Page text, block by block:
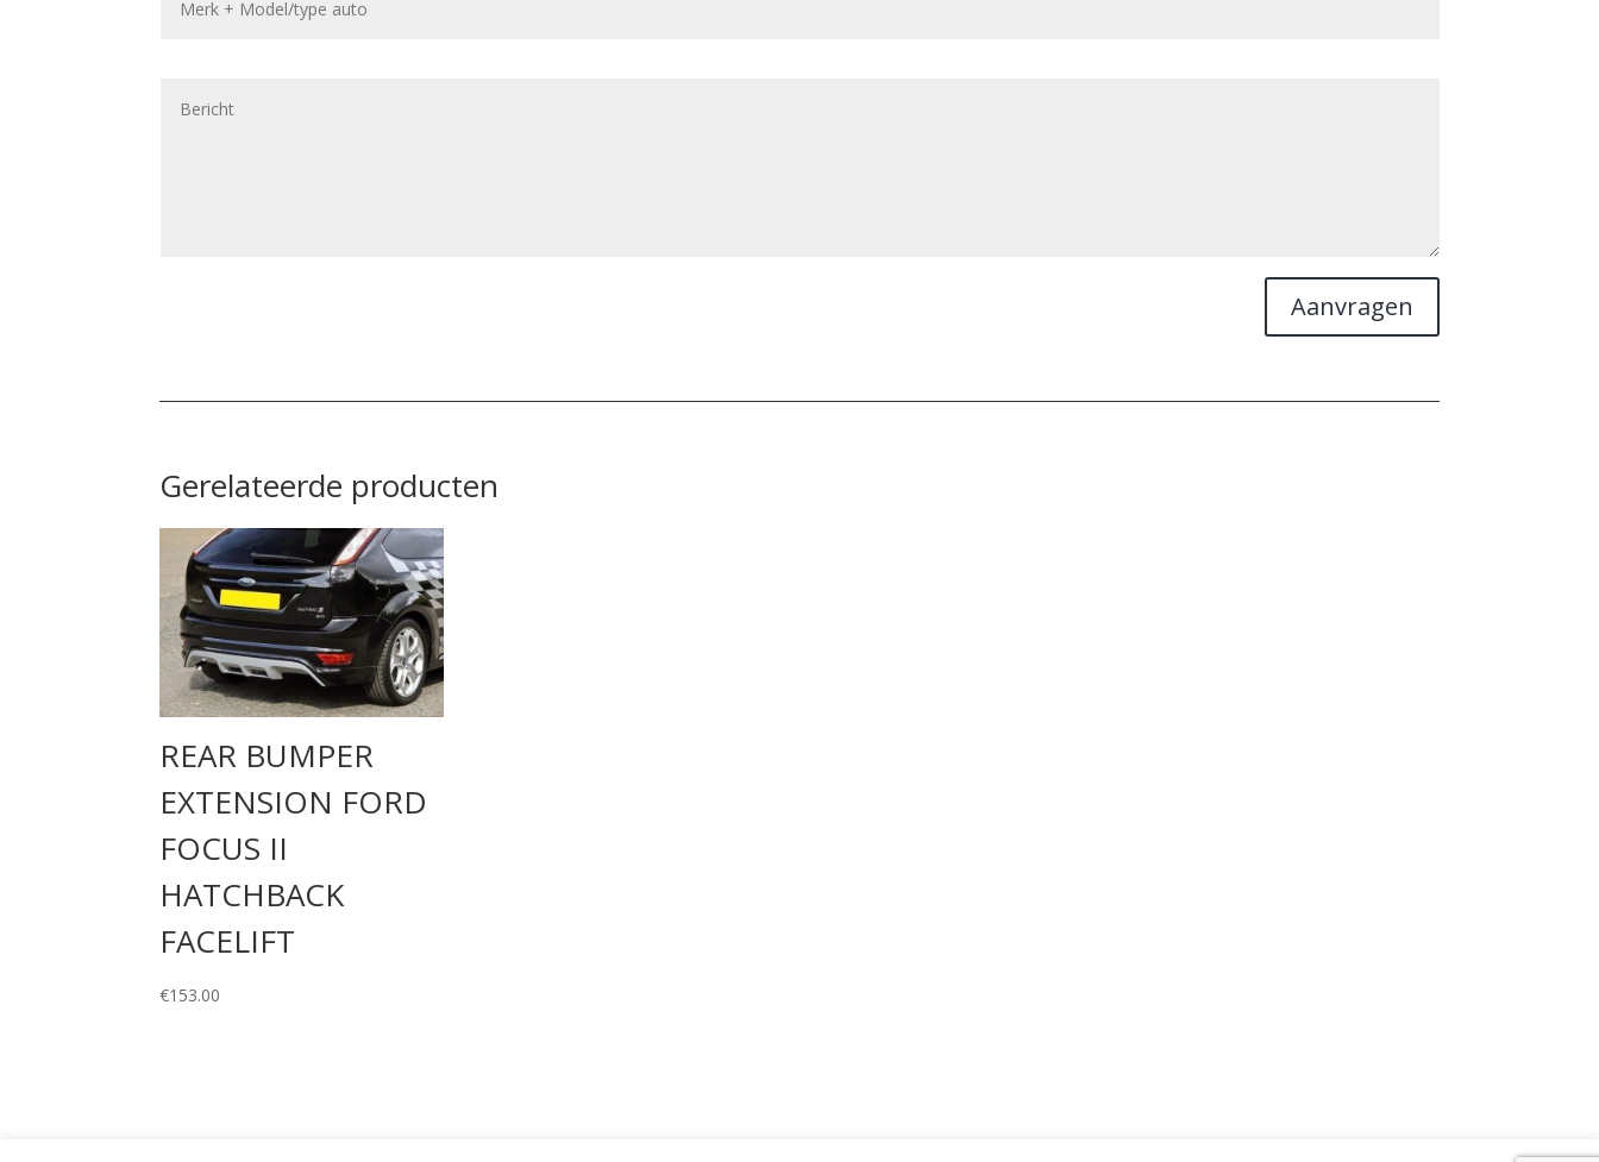
Aanvragen
Gerelateerde producten
REAR BUMPER
EXTENSION FORD
FOCUS II
HATCHBACK
FACELIFT
€153.00